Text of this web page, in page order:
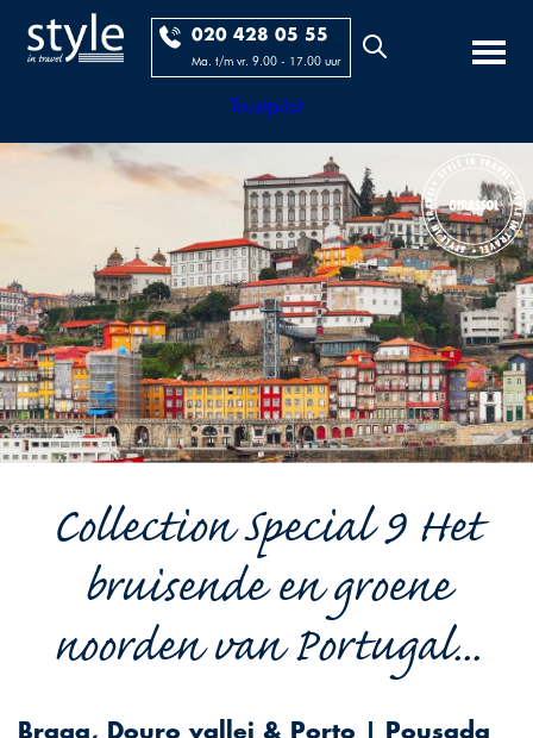
020 428 05 55
Ma. t/m vr. 9.00 - 17.00 uur
Trustpilot
Collection Special 9 Het
bruisende en groene
noorden van Portugal...
Braga, Douro vallei & Porto | Pousada